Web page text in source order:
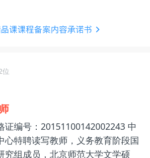
位
证编号：20151100142002243 中
心特聘读写教师，义务教育阶段国
究组成员，北京师范大学文学硕